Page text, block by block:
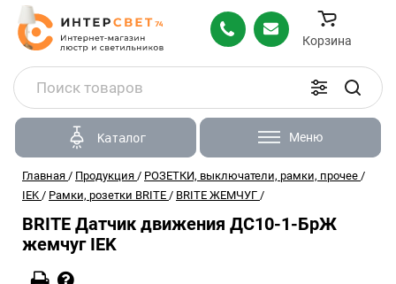
Корзина
Каталог Меню
Главная / Продукция / РОЗЕТКИ, выключатели, рамки, прочее /
IEK / Рамки, розетки BRITE / BRITE ЖЕМЧУГ /
BRITE Датчик движения ДС10-1-БрЖ
жемчуг IEK